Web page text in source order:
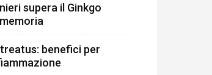
supera il Ginkgo
benefici per